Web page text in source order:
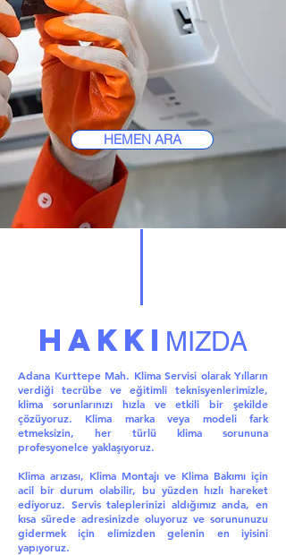
HEMEN ARA
HAKKI MIZDA
Adana Kurttepe Mah. Klima Servisi olarak Yılların
verdiği tecrübe ve eğitimli teknisyenlerimizle,
klima sorunlarınızı hızla ve etkili bir şekilde
çözüyoruz. Klima marka veya modeli fark
etmeksizin, her türlü klima sorununa
profesyonelce yaklaşıyoruz.
Klima arızası, Klima Montajı ve Klima Bakımı için
acil bir durum olabilir, bu yüzden hızlı hareket
ediyoruz. Servis taleplerinizi aldığımız anda, en
kısa sürede adresinizde oluyoruz ve sorununuzu
gidermek için elimizden gelenin en iyisini
yapıyoruz.